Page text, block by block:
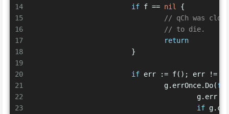
14
15
16
17
18
19
20
21
22
23
if f == nil
{
// qCh was
// to die.
return
			}
if err := f(); err !=
				g.errOnce.Do(
g.err
if